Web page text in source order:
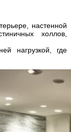
настенной
холлов,
нагрузкой, где